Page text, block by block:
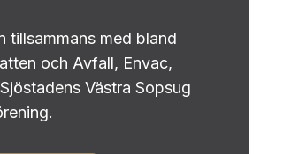
tillsammans med bland
och Avfall, Envac,
Västra Sopsug